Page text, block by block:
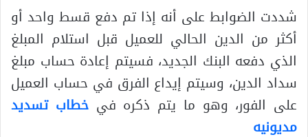
شددت الضوابط على أنه إذا تم دفع قسط واحد أو
أكثر من الدين الحالي للعميل قبل استلام المبلغ
الذي دفعه البنك الجديد، فسيتم إعادة حساب مبلغ
سداد الدين، وسيتم إيداع الفرق في حساب العميل
على الفور، وهو ما يتم ذكره في خطاب تسديد
مديونيه